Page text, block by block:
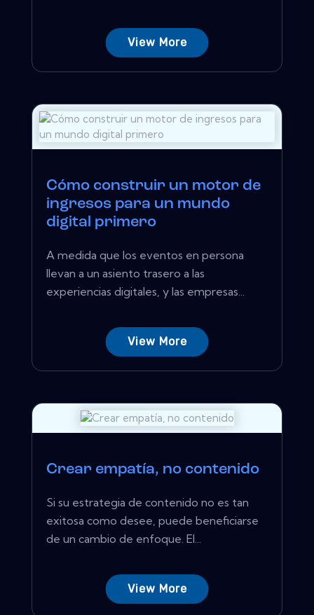
View More
Cómo construir un motor de
ingresos para un mundo
digital primero
A medida que los eventos en persona
llevan a un asiento trasero a las
experiencias digitales, y las empresas...
View More
Crear empatía, no contenido
Si su estrategia de contenido no es tan
exitosa como desee, puede beneficiarse
de un cambio de enfoque. El...
View More